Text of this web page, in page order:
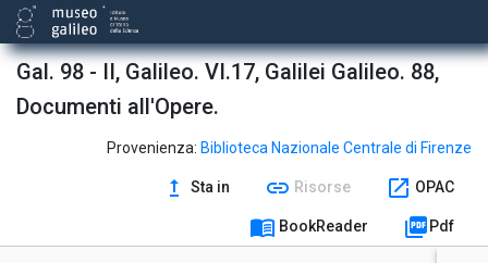
Gal. 98 - II, Galileo. VI.17, Galilei Galileo. 88,
Documenti all'Opere.
Provenienza: Biblioteca Nazionale Centrale di Firenze
upgrade Sta in link Risorse open_in_new OPAC
menu_book BookReader picture_as_pdf Pdf